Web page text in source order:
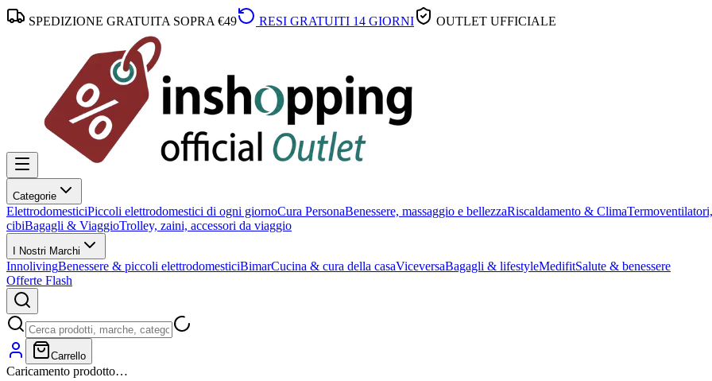
SPEDIZIONE GRATUITA SOPRA €49 RESI GRATUITI 14 GIORNI OUTLET UFFICIALE
Categorie
ElettrodomesticiPiccoli elettrodomestici di ogni giornoCura PersonaBenessere, massaggio e bellezzaRiscaldamento & Clima
cibiBagagli & ViaggioTrolley, zaini, accessori da viaggio
I Nostri Marchi
InnolivingBenessere & piccoli elettrodomesticiBimarCucina & cura della casaViceversaBagagli & lifestyleMedifitSalute & benessere
Offerte Flash
Carrello
Caricamento prodotto…